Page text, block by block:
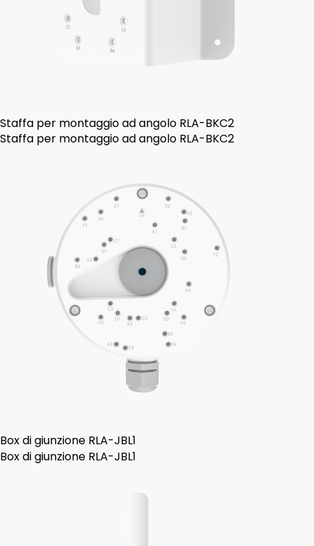
Staffa per montaggio ad angolo RLA-BKC2
Staffa per montaggio ad angolo RLA-BKC2
Box di giunzione RLA-JBL1
Box di giunzione RLA-JBL1